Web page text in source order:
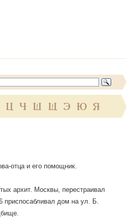
Ц Ч Ш Щ Э Ю Я
отца и его помощник.
архит. Москвы, перестраивал
дом на ул. Б.